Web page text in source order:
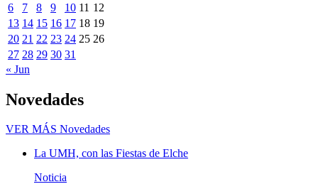
6
7 8 9 10 11 12
13 14 15 16 17 18 19
20 21 22 23 24 25 26
27 28 29 30 31
« Jun
Novedades
VER MÁS Novedades
La UMH, con las Fiestas de Elche
Noticia